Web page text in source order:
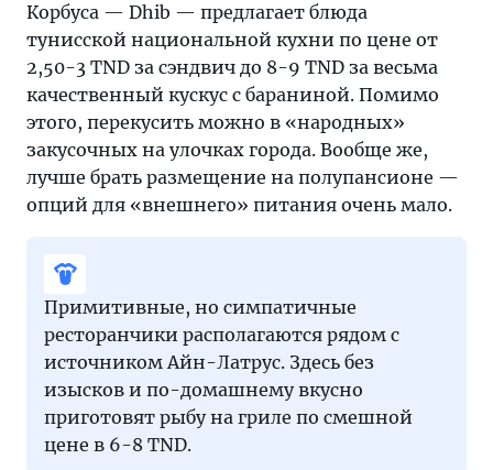
Корбуса — Dhib — предлагает блюда
тунисской национальной кухни по цене от
2,50-3 TND за сэндвич до 8-9 TND за весьма
качественный кускус с бараниной. Помимо
этого, перекусить можно в «народных»
закусочных на улочках города. Вообще же,
лучше брать размещение на полупансионе —
опций для «внешнего» питания очень мало.
Примитивные, но симпатичные
ресторанчики располагаются рядом с
источником Айн-Латрус. Здесь без
изысков и по-домашнему вкусно
приготовят рыбу на гриле по смешной
цене в 6-8 TND.